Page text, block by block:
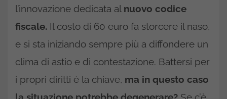
l’innovazione dedicata al nuovo codice
fiscale. Il costo di 60 euro fa storcere il naso,
e si sta iniziando sempre più a diffondere un
clima di astio e di contestazione. Battersi per
i propri diritti è la chiave, ma in questo caso